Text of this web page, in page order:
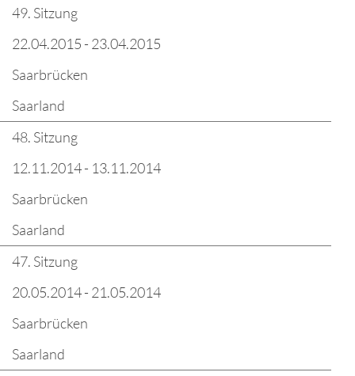
49. Sitzung
22.04.2015 - 23.04.2015
Saarbrücken
Saarland
48. Sitzung
12.11.2014 - 13.11.2014
Saarbrücken
Saarland
47. Sitzung
20.05.2014 - 21.05.2014
Saarbrücken
Saarland